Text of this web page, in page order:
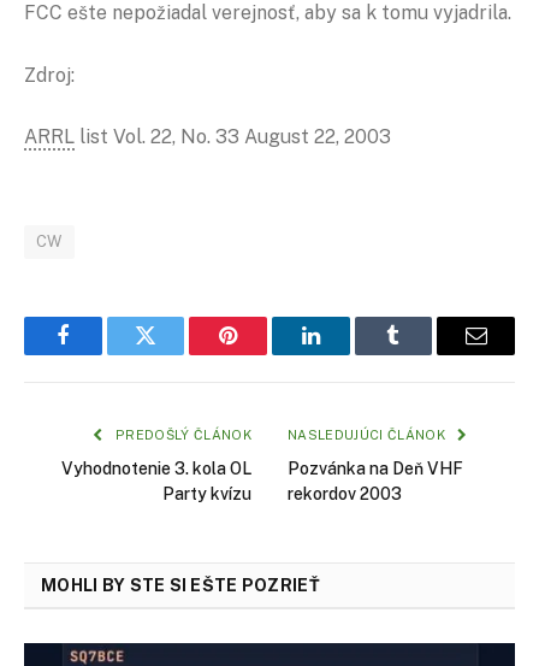
FCC ešte nepožiadal verejnosť, aby sa k tomu vyjadrila.
Zdroj:
ARRL list Vol. 22, No. 33 August 22, 2003
CW
FacebookTwitter Pinterest LinkedInTumblr Email
PREDOŠLÝ ČLÁNOK
Vyhodnotenie 3. kola OL
Party kvízu
NASLEDUJÚCI ČLÁNOK
Pozvánka na Deň VHF
rekordov 2003
MOHLI BY STE SI EŠTE POZRIEŤ